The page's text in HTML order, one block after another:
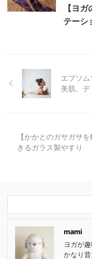
【ヨ
テーシ
エプソム
美肌、デ
【かかとのガサガサ
きるガラス製やすり
mami
ヨガが
かなり